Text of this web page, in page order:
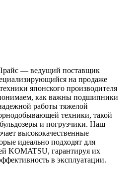
— ведущий поставщик
на продаже
японского производителя
как важны подшипники
работы тяжелой
техники, такой
и погрузчики. Наш
высококачественные
идеально подходят для
KOMATSU, гарантируя их
в эксплуатации.